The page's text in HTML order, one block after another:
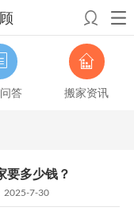
到新西兰哪个公司好？
项有哪些？
青岛市国际
大连市国际搬家服务到中
？
从长沙市国际快递邮
到奥克兰怎么样能省
不一样北京私人物品运
家到塞浦路斯，国际搬
答 搬家资讯
要多少钱？
2025-7-30